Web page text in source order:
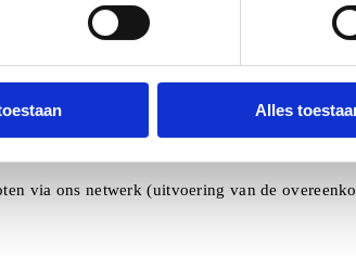
Alles
u uw toestemming intrekt. U kunt uw
via ons netwerk (uitvoering van de